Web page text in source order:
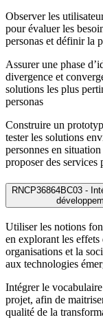
Observer les
pour évaluer les
personas et définir la
Assurer une phase
divergence et
solutions les plus
personas
Construire un
tester les solutions
personnes en
proposer des services
RNCP36864BC03 -
Utiliser les notions
en explorant les effets
organisations et la
aux technologies
Intégrer le
projet, afin de
qualité de la